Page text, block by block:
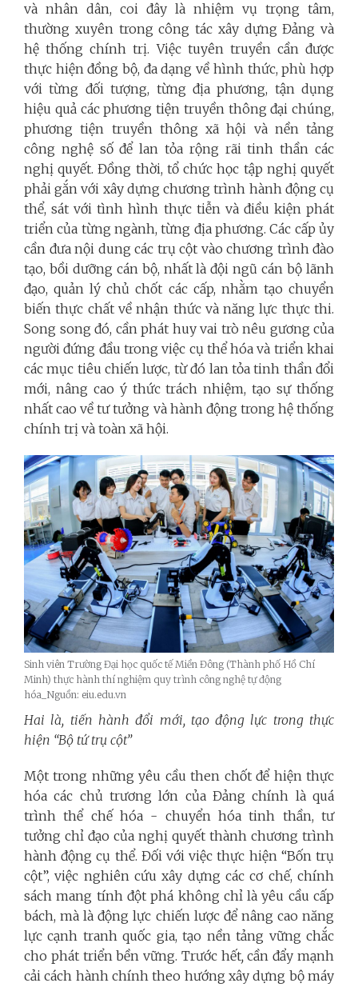
và nhân dân, coi đây là nhiệm vụ trọng tâm,
thường xuyên trong công tác xây dựng Đảng và
hệ thống chính trị. Việc tuyên truyền cần được
thực hiện đồng bộ, đa dạng về hình thức, phù hợp
với từng đối tượng, từng địa phương, tận dụng
hiệu quả các phương tiện truyền thông đại chúng,
phương tiện truyền thông xã hội và nền tảng
công nghệ số để lan tỏa rộng rãi tinh thần các
nghị quyết. Đồng thời, tổ chức học tập nghị quyết
phải gắn với xây dựng chương trình hành động cụ
thể, sát với tình hình thực tiễn và điều kiện phát
triển của từng ngành, từng địa phương. Các cấp ủy
cần đưa nội dung các trụ cột vào chương trình đào
tạo, bồi dưỡng cán bộ, nhất là đội ngũ cán bộ lãnh
đạo, quản lý chủ chốt các cấp, nhằm tạo chuyển
biến thực chất về nhận thức và năng lực thực thi.
Song song đó, cần phát huy vai trò nêu gương của
người đứng đầu trong việc cụ thể hóa và triển khai
các mục tiêu chiến lược, từ đó lan tỏa tinh thần đổi
mới, nâng cao ý thức trách nhiệm, tạo sự thống
nhất cao về tư tưởng và hành động trong hệ thống
chính trị và toàn xã hội.
Sinh viên Trường Đại học quốc tế Miền Đông (Thành phố Hồ Chí
Minh) thực hành thí nghiệm quy trình công nghệ tự động
hóa_Nguồn: eiu.edu.vn
Hai là, tiến hành đổi mới, tạo động lực trong thực
hiện “Bộ tứ trụ cột”
Một trong những yêu cầu then chốt để hiện thực
hóa các chủ trương lớn của Đảng chính là quá
trình thể chế hóa - chuyển hóa tinh thần, tư
tưởng chỉ đạo của nghị quyết thành chương trình
hành động cụ thể. Đối với việc thực hiện “Bốn trụ
cột”, việc nghiên cứu xây dựng các cơ chế, chính
sách mang tính đột phá không chỉ là yêu cầu cấp
bách, mà là động lực chiến lược để nâng cao năng
lực cạnh tranh quốc gia, tạo nền tảng vững chắc
cho phát triển bền vững. Trước hết,cần đẩy mạnh
cải cách hành chính theo hướng xây dựng bộ máy